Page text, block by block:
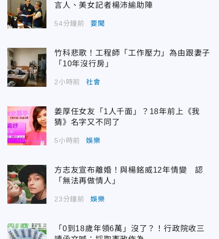
言人、美女記者楊沛緰助陣
54分鐘前 要聞
竹科悲歌！工程師「工作壓力」為由跟妻子
「10年沒行房」
2小時前 社會
姜厚任女友「1人千面」？18年前上《我
猜》名字又不同了
5小時前 娛樂
方志友宣布離婚！與楊銘威12年情變 認
「無法再做情人」
23分鐘前 娛樂
「0到18歲年領6萬」沒了？！行政院收三